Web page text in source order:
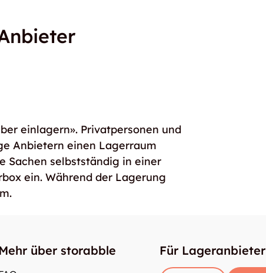
einlagern». Privatpersonen und
Anbietern einen Lagerraum
Sachen selbstständig in einer
ein. Während der Lagerung
über storabble Für Lageranbieter